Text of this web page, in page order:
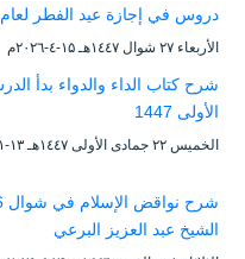
دروس في إجازة عيد الفطر لعام 1447
الأربعاء ۲۷ شوال ۱٤٤۷هـ ۱۵-٤-۲۰۲٦م
الأولى 1447
الخميس ۲۲ جمادى الأولى ۱٤٤۷هـ ۱۳-۱۱-۲۰۲۵م
الشيخ عبد العزيز البرعي